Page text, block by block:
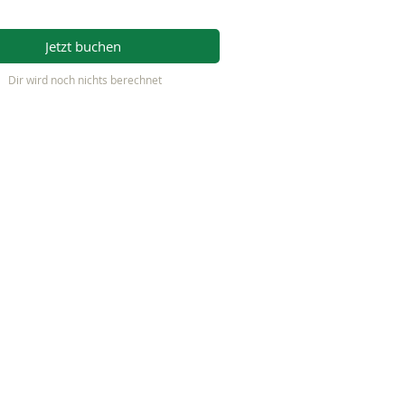
Jetzt buchen
Dir wird noch nichts berechnet